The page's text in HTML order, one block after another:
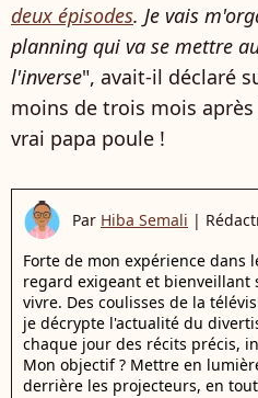
deux épisodes. Je vais
planning qui va se mettre
l'inverse", avait-il déclaré
moins de trois mois
vrai papa poule !
Par Hiba Semali |
Forte de mon expérience dans
regard exigeant et
vivre. Des coulisses de la
je décrypte l'actualité du
chaque jour des récits précis,
Mon objectif ? Mettre en
derrière les projecteurs, en